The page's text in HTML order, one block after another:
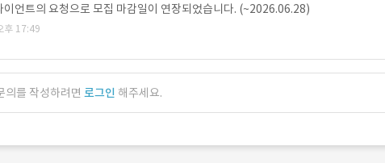
언트의 요청으로 모집 마감일이 연장되었습니다. (~2026.06.28)
후 17:49
의를 작성하려면 로그인 해주세요.